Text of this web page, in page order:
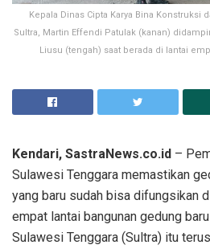
Kepala Dinas Cipta Karya Bina Konstruksi
Sultra, Martin Effendi Patulak (kanan)
Liusu (tengah) saat berada di lantai
Kendari, SastraNews.co.id –
Sulawesi Tenggara memastikan
yang baru sudah bisa difungsikan
empat lantai bangunan gedung
Sulawesi Tenggara (Sultra) itu